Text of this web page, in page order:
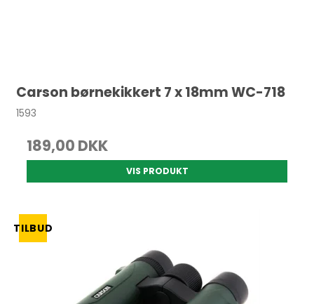
Carson børnekikkert 7 x 18mm WC-718
1593
189,00 DKK
VIS PRODUKT
TILBUD